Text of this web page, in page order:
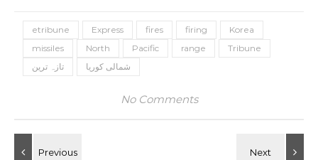
etribune Express fires firing
Korea
missiles
North Pacific range
Tribune
تازہ ترین
شمالی کوریا
No Comments